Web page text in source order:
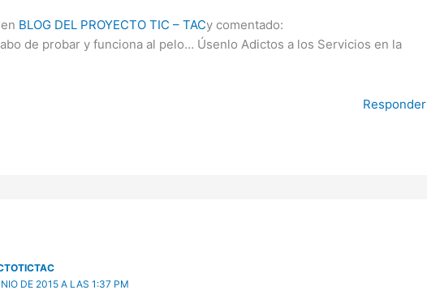
BLOG DEL PROYECTO TIC – TACy comentado:
de probar y funciona al pelo… Úsenlo Adictos a los Servicios en la
Responder
DE 2015 A LAS 1:37 PM